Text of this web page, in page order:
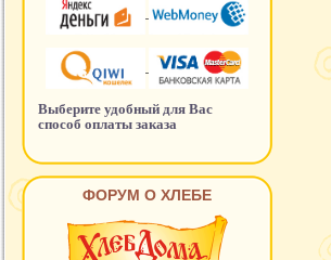
Выберите удобный для Вас
способ оплаты заказа
ФОРУМ О ХЛЕБЕ